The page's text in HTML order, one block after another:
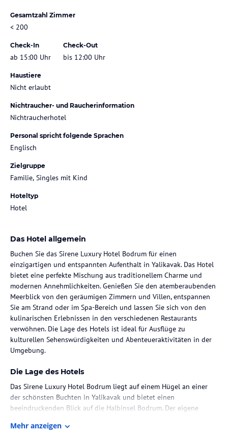
Gesamtzahl Zimmer
< 200
Check-In
ab 15:00 Uhr
Check-Out
bis 12:00 Uhr
Haustiere
Nicht erlaubt
Nichtraucher- und Raucherinformation
Nichtraucherhotel
Personal spricht folgende Sprachen
Englisch
Zielgruppe
Familie, Singles mit Kind
Hoteltyp
Hotel
Das Hotel allgemein
Buchen Sie das Sirene Luxury Hotel Bodrum für einen
einzigartigen und entspannten Aufenthalt in Yalikavak. Das Hotel
bietet eine perfekte Mischung aus traditionellem Charme und
modernen Annehmlichkeiten. Genießen Sie den atemberaubenden
Meerblick von den geräumigen Zimmern und Villen, entspannen
Sie am Strand oder im Spa-Bereich und lassen Sie sich von den
kulinarischen Erlebnissen in den verschiedenen Restaurants
verwöhnen. Die Lage des Hotels ist ideal für Ausflüge zu
kulturellen Sehenswürdigkeiten und Abenteueraktivitäten in der
Umgebung.
Die Lage des Hotels
Das Sirene Luxury Hotel Bodrum liegt auf einem Hügel an einer
der schönsten Buchten in Yalikavak und bietet einen
beeindruckenden Blick auf die Halbinsel Bodrum. Der eigene
besonderes Urlaubserlebnis. In der Nähe können Sie die Burg von
Mehr anzeigen